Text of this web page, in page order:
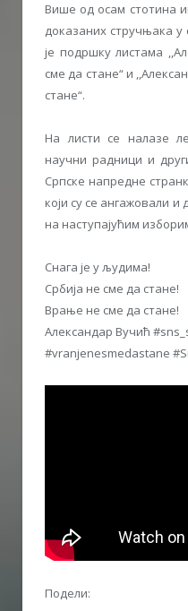
Више од осам стотина
доказаних стручњака у
је подршку листама
сме да стане“ и
стане“.
На листи се налазе
научни радници и
Српске напредне
који су се ангажовали
на наступајућим
Снага је у људима!
Србија не сме да стане!
Врање не сме да стане!
Александар Вучић
#vranjenesmedastane
Подели: